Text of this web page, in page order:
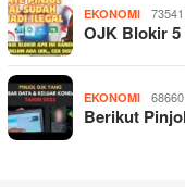
EKONOMI
OJK Blokir
EKONOMI
Berikut